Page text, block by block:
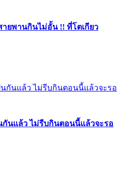
ยพานกินไม่อั้น !! ที่โตเกียว
กันแล้ว ไม่รีบกินตอนนี้แล้วจะรอ